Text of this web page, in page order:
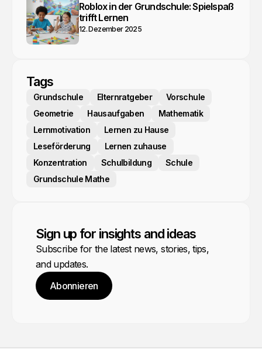
Roblox in der Grundschule: Spielspaß
trifft Lernen
12. Dezember 2025
Tags
Grundschule Elternratgeber
Vorschule
Geometrie
Hausaufgaben
Mathematik
Lernmotivation
Lernen zu Hause
Leseförderung
Lernen zuhause
Konzentration
Schulbildung
Schule
Grundschule Mathe
Sign up for insights and ideas
Subscribe for the latest news, stories, tips,
and updates.
Abonnieren